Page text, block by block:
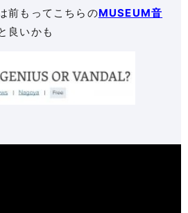
前もってこちらのMUSEUM音
良いかも